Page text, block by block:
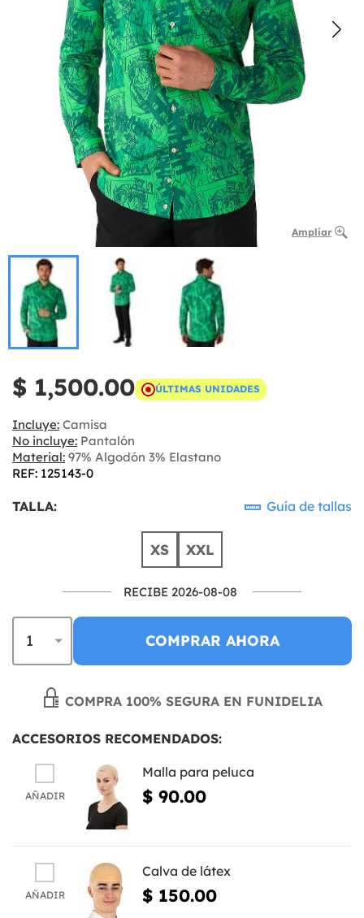
Ampliar
$ 1,500.00 ÚLTIMAS UNIDADES
Incluye: Camisa
No incluye: Pantalón
Material: 97% Algodón 3% Elastano
REF: 125143-0
TALLA: Guía de tallas
XS XXL
RECIBE 2026-08-08
COMPRAR AHORA
COMPRA 100% SEGURA EN FUNIDELIA
ACCESORIOS RECOMENDADOS:
AÑADIR
Malla para peluca
$ 90.00
AÑADIR
Calva de látex
$ 150.00